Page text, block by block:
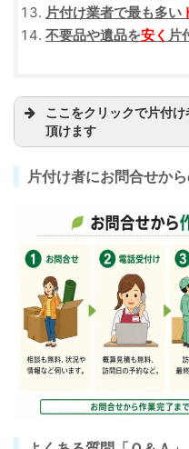
片付け業者で最も多い
不要品や遺品を安く 片
ここをクリックで片付
頂けます
武蔵野市関前で５０年運営の【
社。看板のデザインから設計
他にポスターやチ
片付け者にお問合せか